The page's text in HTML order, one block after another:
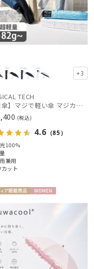
+3
TECH
【日傘】マジで軽い傘 マジカルテックプロテクション(MAGICAL TECH PROTECTION)50cm 晴雨兼用傘折りたたみ日傘 一級遮光100% UV 軽量 人気 レディース メンズ
(税込)
4.6 （85）
100%
兼用
カット
品
N